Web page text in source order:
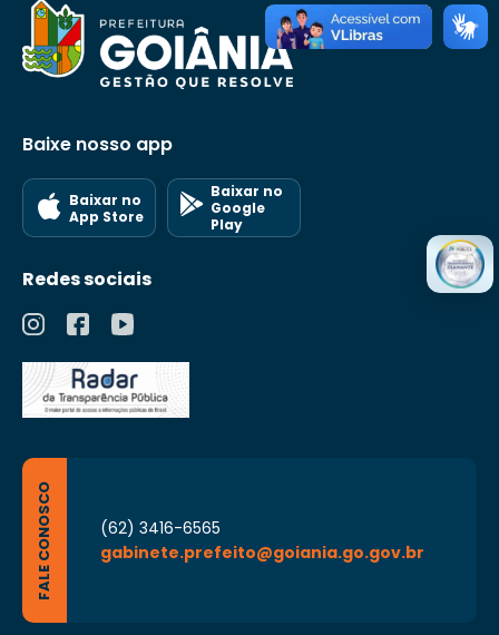
Baixe nosso app
Baixar no
App Store
Baixar no
Google
Play
Redes sociais
FALE CONOSCO
(62) 3416-6565
gabinete.prefeito@goiania.go.gov.br